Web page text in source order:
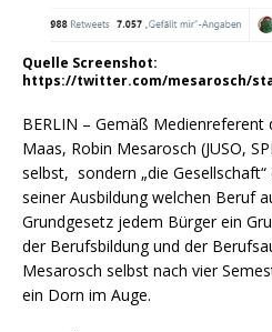
Quelle Screenshot:
https://twitter.com/mesarosch/
BERLIN – Gemäß Medienreferent
Maas, Robin Mesarosch (JUSO,
selbst, sondern „die
seiner Ausbildung welchen Beruf
Grundgesetz jedem Bürger ein
der Berufsbildung und der
Mesarosch selbst nach vier
ein Dorn im Auge.